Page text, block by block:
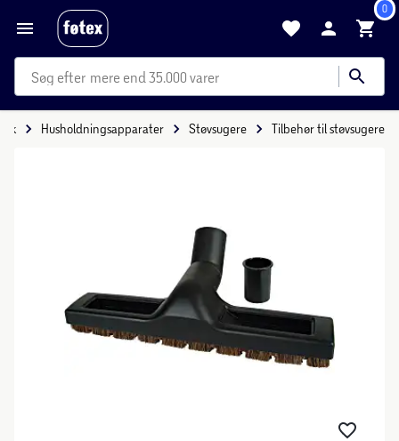
0
mere end 35.000 varer
Husholdningsapparater Støvsugere Tilbehør til støvsugere